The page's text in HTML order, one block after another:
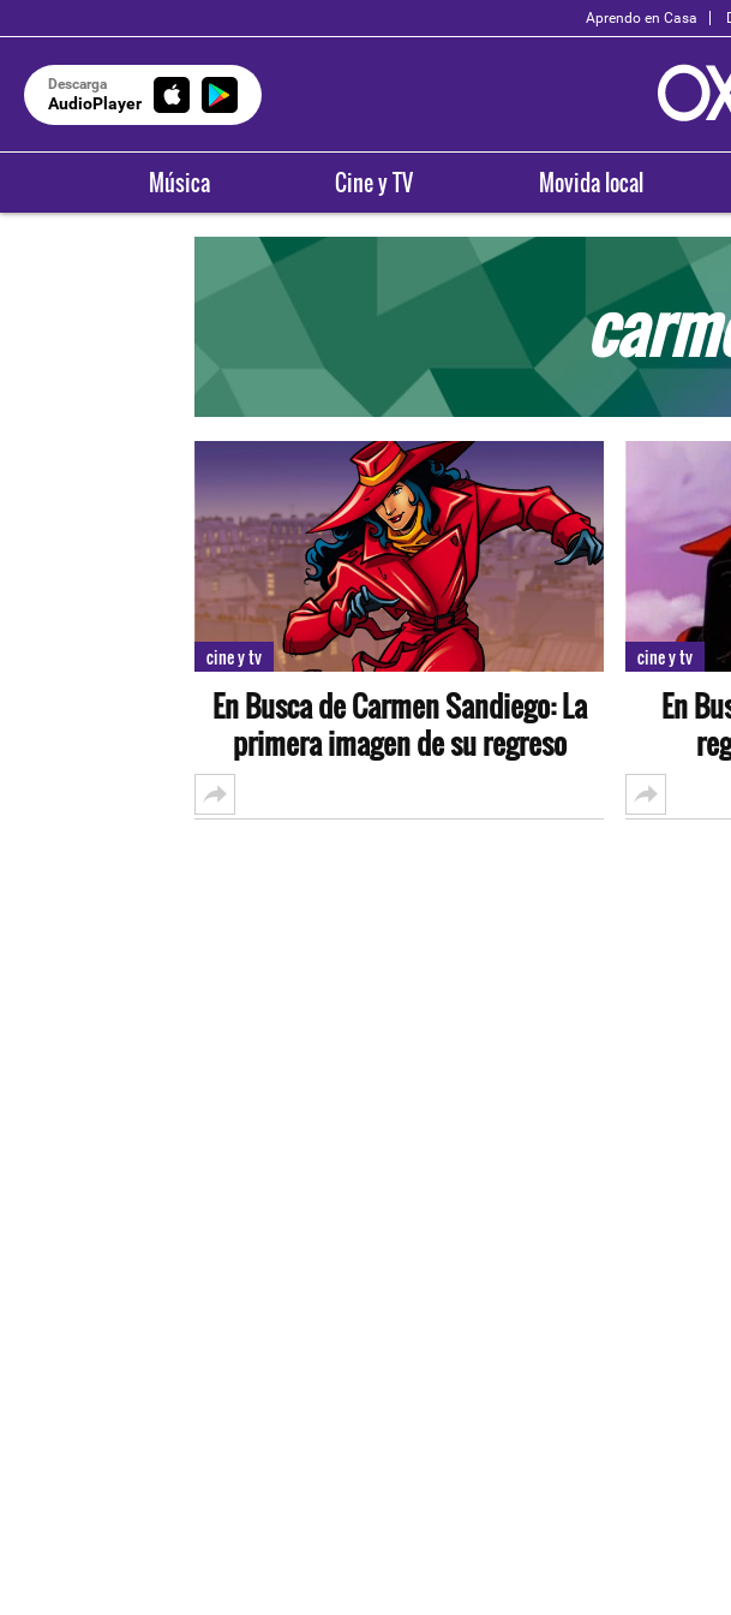
Aprendo en Casa
Descarga
AudioPlayer
Música Cine y TV Movida local
cine y tv
En Busca de Carmen Sandiego: La
primera imagen de su regreso
cine y tv
En